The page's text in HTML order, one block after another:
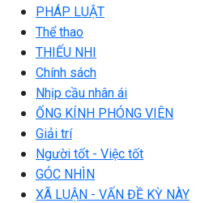
PHÁP LUẬT
Thể thao
THIẾU NHI
Chính sách
Nhịp cầu nhân ái
ỐNG KÍNH PHÓNG VIÊN
Giải trí
Người tốt - Việc tốt
GÓC NHÌN
XÃ LUẬN - VẤN ĐỀ KỲ NÀY